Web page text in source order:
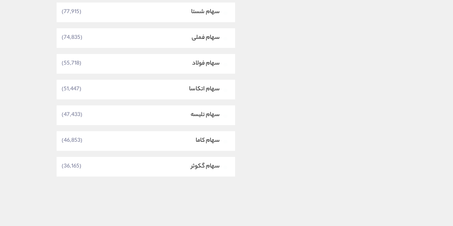
سهام شستا (77,915)
سهام فملی (74,835)
سهام فولاد (55,718)
سهام اتکاسا (51,447)
سهام تلیسه (47,433)
سهام کاما (46,853)
سهام گکوثر (36,165)